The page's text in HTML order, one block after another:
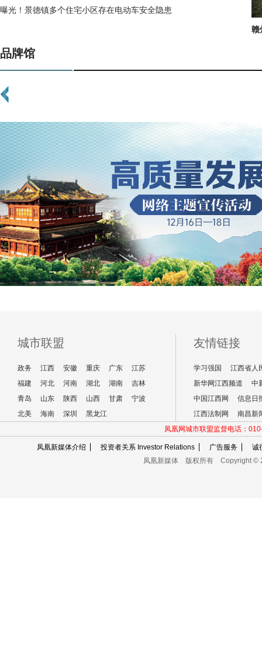
曝光！景德镇多个住宅小区存在电动车安全隐患
赣
品牌馆
城市联盟
政务 江西 安徽 重庆 广东
江苏
福建
河北 河南 湖北 湖南
吉林
青岛
山东 陕西 山西 甘肃
宁波
北美
海南 深圳 黑龙江
友情链接
学习强国
江西省人
新华网江西频道
中
中国江西网
信息日
江西法制网
南昌新
凤凰网城市联盟监督电话：
凤凰新媒体介绍 投资者关系 Investor Relations 广告服务
诚
凤凰新媒体
版权所有 Copyright ©